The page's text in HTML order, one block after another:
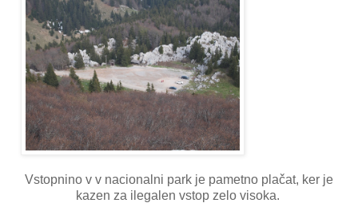
Vstopnino v v nacionalni park je pametno plačat, ker je
kazen za ilegalen vstop zelo visoka.